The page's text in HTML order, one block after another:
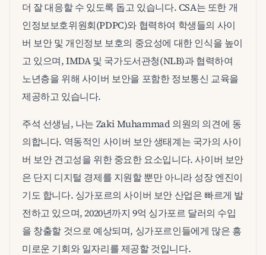
더 잘 대응할 수 있도록 돕고 있습니다. CSA는 또한 개
인정보보호위원회(PDPC)와 협력하여 학생들의 사이
버 보안 및 개인정보 보호의 중요성에 대한 인식을 높이
고 있으며, IMDA 및 국가도서관청(NLB)과 협력하여
노년층을 위해 사이버 보안을 포함한 정보통신 교육을
제공하고 있습니다.
주석 선생님, 나는 Zaki Muhammad 의원의 의견에 동
의합니다. 역동적인 사이버 보안 생태계는 국가의 사이
버 보안 견고성을 위한 중요한 요소입니다. 사이버 보안
은 단지 디지털 경제를 지원할 뿐만 아니라 성장 엔진이
기도 합니다. 싱가포르의 사이버 보안 산업은 빠르게 발
전하고 있으며, 2020년까지 9억 싱가포르 달러의 수입
을 창출할 것으로 예상되며, 싱가포르인들에게 많은 흥
미로운 기회와 일자리를 제공할 것입니다.